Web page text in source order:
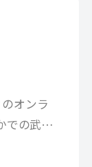
オンラ
での武井